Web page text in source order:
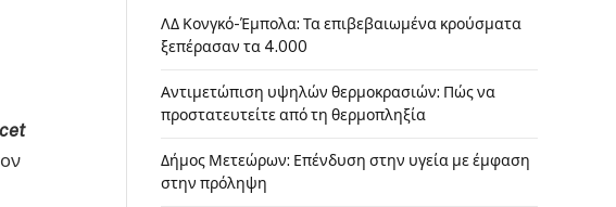
ΛΔ Κονγκό-Έμπολα: Τα επιβεβαιωμένα κρούσματα
ξεπέρασαν τα 4.000
Αντιμετώπιση υψηλών θερμοκρασιών: Πώς να
προστατευτείτε από τη θερμοπληξία
Δήμος Μετεώρων: Επένδυση στην υγεία με έμφαση
στην πρόληψη